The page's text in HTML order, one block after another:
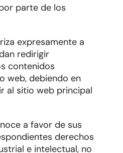
parte de los
expresamente a
redirigir
contenidos
web, debiendo en
al sitio web principal
a favor de sus
derechos
e intelectual, no